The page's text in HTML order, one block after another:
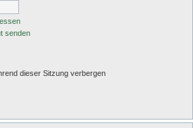
senden
dieser Sitzung verbergen